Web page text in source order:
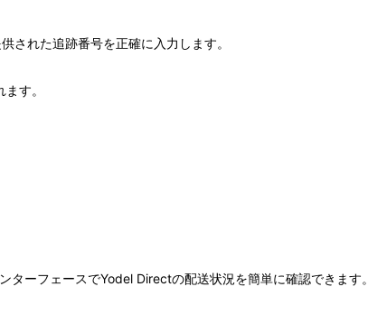
された追跡番号を正確に入力します。
す。
ーフェースでYodel Directの配送状況を簡単に確認できます。